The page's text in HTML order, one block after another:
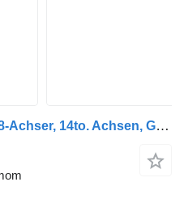
Goldhofer SPZ-DH8-83/80, 8-Achser, 14to. Achsen, Gelenkt